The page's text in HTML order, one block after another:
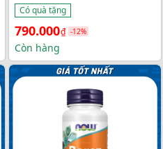
Có quà tặng
Giá
gốc
là:
900.000₫.
790.000₫
Giá
hiện
tại
là:
790.000₫.
-12%
Còn hàng